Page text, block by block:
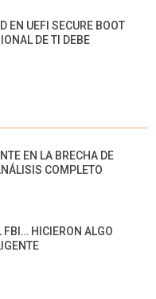
EN UEFI SECURE BOOT
DE TI DEBE
EN LA BRECHA DE
COMPLETO
FBI… HICIERON ALGO